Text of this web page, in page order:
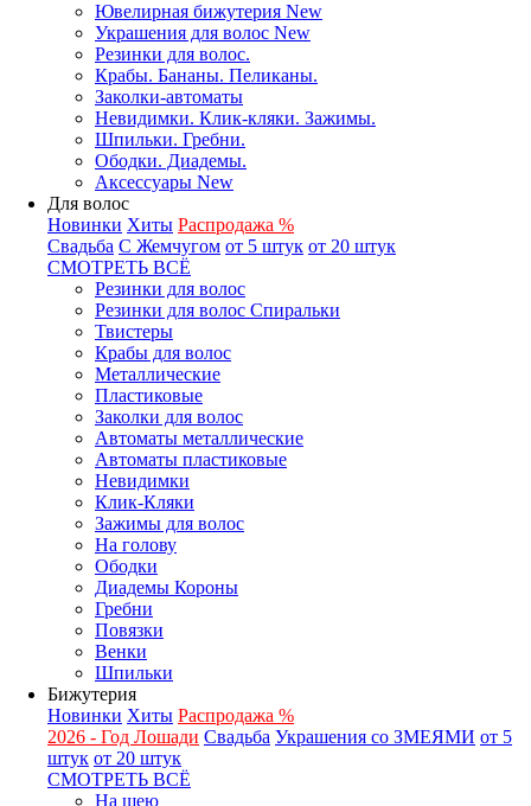
Ювелирная бижутерия New
Украшения для волос New
Резинки для волос.
Крабы. Бананы. Пеликаны.
Заколки-автоматы
Невидимки. Клик-кляки. Зажимы.
Шпильки. Гребни.
Ободки. Диадемы.
Аксессуары New
Для волос
Новинки Хиты Распродажа %
Свадьба С Жемчугом от 5 штук от 20 штук
СМОТРЕТЬ ВСЁ
Резинки для волос
Резинки для волос Спиральки
Твистеры
Крабы для волос
Металлические
Пластиковые
Заколки для волос
Автоматы металлические
Автоматы пластиковые
Невидимки
Клик-Кляки
Зажимы для волос
На голову
Ободки
Диадемы Короны
Гребни
Повязки
Венки
Шпильки
Бижутерия
Новинки Хиты Распродажа %
2026 - Год Лошади Свадьба Украшения со ЗМЕЯМИ от 5
штук от 20 штук
СМОТРЕТЬ ВСЁ
На шею